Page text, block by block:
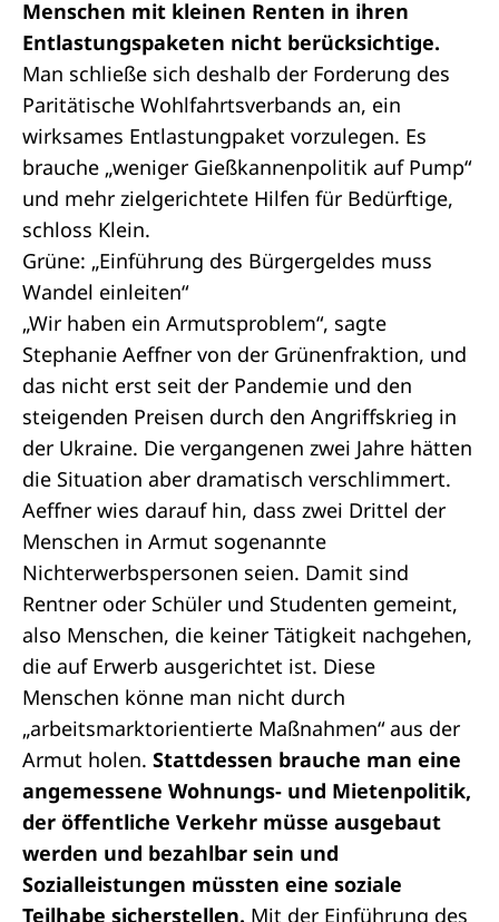
Menschen mit kleinen Renten in ihren
Entlastungspaketen nicht berücksichtige.
Man schließe sich deshalb der Forderung des
Paritätische Wohlfahrtsverbands an, ein
wirksames Entlastungpaket vorzulegen. Es
brauche „weniger Gießkannenpolitik auf Pump“
und mehr zielgerichtete Hilfen für Bedürftige,
schloss Klein.
Grüne: „Einführung des Bürgergeldes muss
Wandel einleiten“
„Wir haben ein Armutsproblem“, sagte
Stephanie Aeffner von der Grünenfraktion, und
das nicht erst seit der Pandemie und den
steigenden Preisen durch den Angriffskrieg in
der Ukraine. Die vergangenen zwei Jahre hätten
die Situation aber dramatisch verschlimmert.
Aeffner wies darauf hin, dass zwei Drittel der
Menschen in Armut sogenannte
Nichterwerbspersonen seien. Damit sind
Rentner oder Schüler und Studenten gemeint,
also Menschen, die keiner Tätigkeit nachgehen,
die auf Erwerb ausgerichtet ist. Diese
Menschen könne man nicht durch
„arbeitsmarktorientierte Maßnahmen“ aus der
Armut holen. Stattdessen brauche man eine
angemessene Wohnungs- und Mietenpolitik,
der öffentliche Verkehr müsse ausgebaut
werden und bezahlbar sein und
Sozialleistungen müssten eine soziale
Teilhabe sicherstellen. Mit der Einführung des